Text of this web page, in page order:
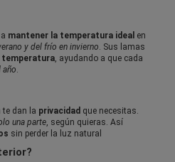
mantener la temperatura ideal en
y del frío en invierno . Sus lamas
temperatura , ayudando a que cada
año
te dan la privacidad que necesitas.
una parte , según quieras. Así
sin perder la luz natural